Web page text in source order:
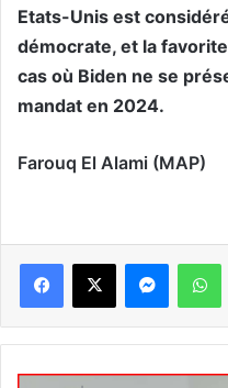
Etats-Unis est
démocrate, et la
cas où Biden ne se
mandat en 2024.
Farouq El Alami (MAP)